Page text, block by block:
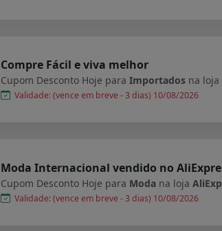
Compre Fácil e viva melhor
Cupom Desconto Hoje para Importados na loja
Validade: (vence em breve - 3 dias) 10/08/2026
Moda Internacional vendido no
Cupom Desconto Hoje para Moda na loja
Validade: (vence em breve - 3 dias) 10/08/2026